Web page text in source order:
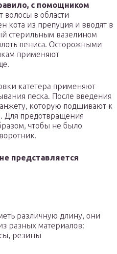
с помощником
в области
кота из препуция и вводят в
стерильным вазелином
пениса. Осторожными
применяют
катетера применяют
песка. После введения
которую подшивают к
Для предотвращения
чтобы не было
представляется
различную длину, они
разных материалов:
резины